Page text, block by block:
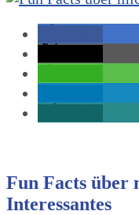
Fun Facts über
Interessantes